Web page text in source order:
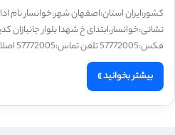
کشور:ایران استان:اصفهان شهر:خوانسار نام
فکس:57772005 تلفن تماس:57772005 اصلاح…
بیشتر بخوانید »